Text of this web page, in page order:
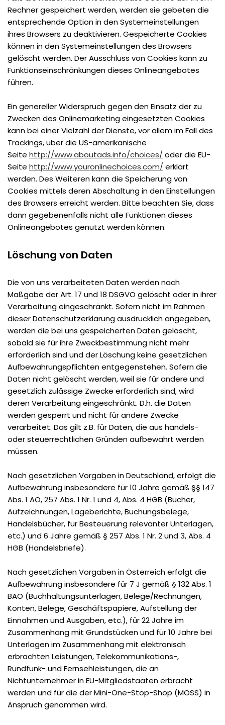
Rechner gespeichert werden, werden sie gebeten die
entsprechende Option in den Systemeinstellungen
ihres Browsers zu deaktivieren. Gespeicherte Cookies
können in den Systemeinstellungen des Browsers
gelöscht werden. Der Ausschluss von Cookies kann zu
Funktionseinschränkungen dieses Onlineangebotes
führen.
Ein genereller Widerspruch gegen den Einsatz der zu
Zwecken des Onlinemarketing eingesetzten Cookies
kann bei einer Vielzahl der Dienste, vor allem im Fall des
Trackings, über die US-amerikanische
Seite http://www.aboutads.info/choices/ oder die EU-
Seite http://www.youronlinechoices.com/ erklärt
werden. Des Weiteren kann die Speicherung von
Cookies mittels deren Abschaltung in den Einstellungen
des Browsers erreicht werden. Bitte beachten Sie, dass
dann gegebenenfalls nicht alle Funktionen dieses
Onlineangebotes genutzt werden können.
Löschung von Daten
Die von uns verarbeiteten Daten werden nach
Maßgabe der Art. 17 und 18 DSGVO gelöscht oder in ihrer
Verarbeitung eingeschränkt. Sofern nicht im Rahmen
dieser Datenschutzerklärung ausdrücklich angegeben,
werden die bei uns gespeicherten Daten gelöscht,
sobald sie für ihre Zweckbestimmung nicht mehr
erforderlich sind und der Löschung keine gesetzlichen
Aufbewahrungspflichten entgegenstehen. Sofern die
Daten nicht gelöscht werden, weil sie für andere und
gesetzlich zulässige Zwecke erforderlich sind, wird
deren Verarbeitung eingeschränkt. D.h. die Daten
werden gesperrt und nicht für andere Zwecke
verarbeitet. Das gilt z.B. für Daten, die aus handels-
oder steuerrechtlichen Gründen aufbewahrt werden
müssen.
Nach gesetzlichen Vorgaben in Deutschland, erfolgt die
Aufbewahrung insbesondere für 10 Jahre gemäß §§ 147
Abs. 1 AO, 257 Abs. 1 Nr. 1 und 4, Abs. 4 HGB (Bücher,
Aufzeichnungen, Lageberichte, Buchungsbelege,
Handelsbücher, für Besteuerung relevanter Unterlagen,
etc.) und 6 Jahre gemäß § 257 Abs. 1 Nr. 2 und 3, Abs. 4
HGB (Handelsbriefe).
Nach gesetzlichen Vorgaben in Österreich erfolgt die
Aufbewahrung insbesondere für 7 J gemäß § 132 Abs. 1
BAO (Buchhaltungsunterlagen, Belege/Rechnungen,
Konten, Belege, Geschäftspapiere, Aufstellung der
Einnahmen und Ausgaben, etc.), für 22 Jahre im
Zusammenhang mit Grundstücken und für 10 Jahre bei
Unterlagen im Zusammenhang mit elektronisch
erbrachten Leistungen, Telekommunikations-,
Rundfunk- und Fernsehleistungen, die an
Nichtunternehmer in EU-Mitgliedstaaten erbracht
werden und für die der Mini-One-Stop-Shop (MOSS) in
Anspruch genommen wird.